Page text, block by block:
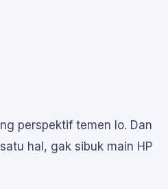
perspektif temen lo. Dan
hal, gak sibuk main HP